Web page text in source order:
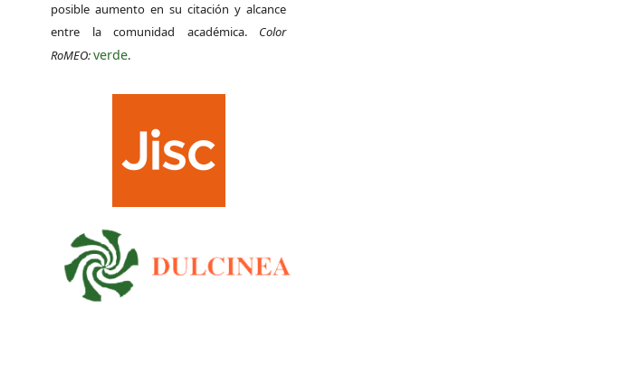
posible aumento en su citación y alcance
entre la comunidad académica. Color
RoMEO:verde.